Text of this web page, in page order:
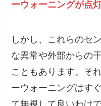
ーウォーニングが点
しかし、これらのセ
な異常や外部からの
こともあります。そ
ーウォーニングはす
て無視して良いわけ